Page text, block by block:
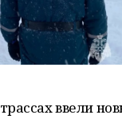
ввели